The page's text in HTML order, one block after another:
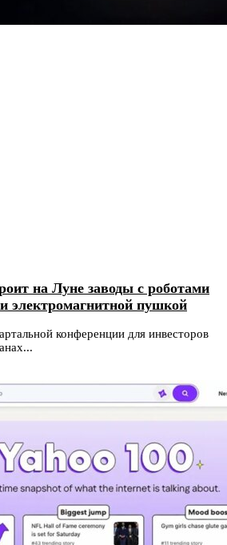
на Луне заводы с роботами
электромагнитной пушкой
конференции для инвесторов